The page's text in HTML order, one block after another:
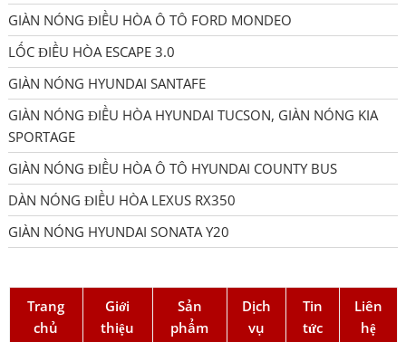
GIÀN NÓNG ĐIỀU HÒA Ô TÔ FORD MONDEO
LỐC ĐIỀU HÒA ESCAPE 3.0
GIÀN NÓNG HYUNDAI SANTAFE
GIÀN NÓNG ĐIỀU HÒA HYUNDAI TUCSON, GIÀN NÓNG KIA
SPORTAGE
GIÀN NÓNG ĐIỀU HÒA Ô TÔ HYUNDAI COUNTY BUS
DÀN NÓNG ĐIỀU HÒA LEXUS RX350
GIÀN NÓNG HYUNDAI SONATA Y20
Trang
chủ
Giới
thiệu
Sản
phẩm
Dịch
vụ
Tin
tức
Liên
hệ